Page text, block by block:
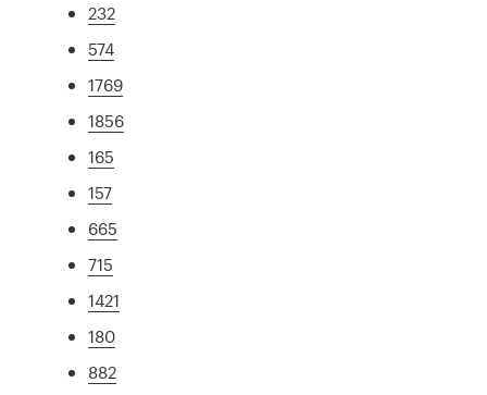
232
574
1769
1856
165
157
665
715
1421
180
882